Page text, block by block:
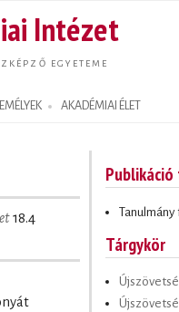
tartalomra
Intézet
EGYETEME
AKADÉMIAI ÉLET
18.4
Tárgykör